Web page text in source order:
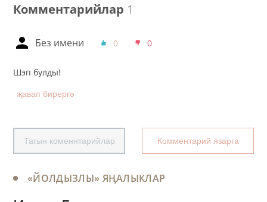
Комментарийлар 1
Без имени 0 0
Шэп булды!
җавап бирергә
Тагын коменнтарийлар Комментарий язарга
«ЙОЛДЫЗЛЫ» ЯҢАЛЫКЛАР